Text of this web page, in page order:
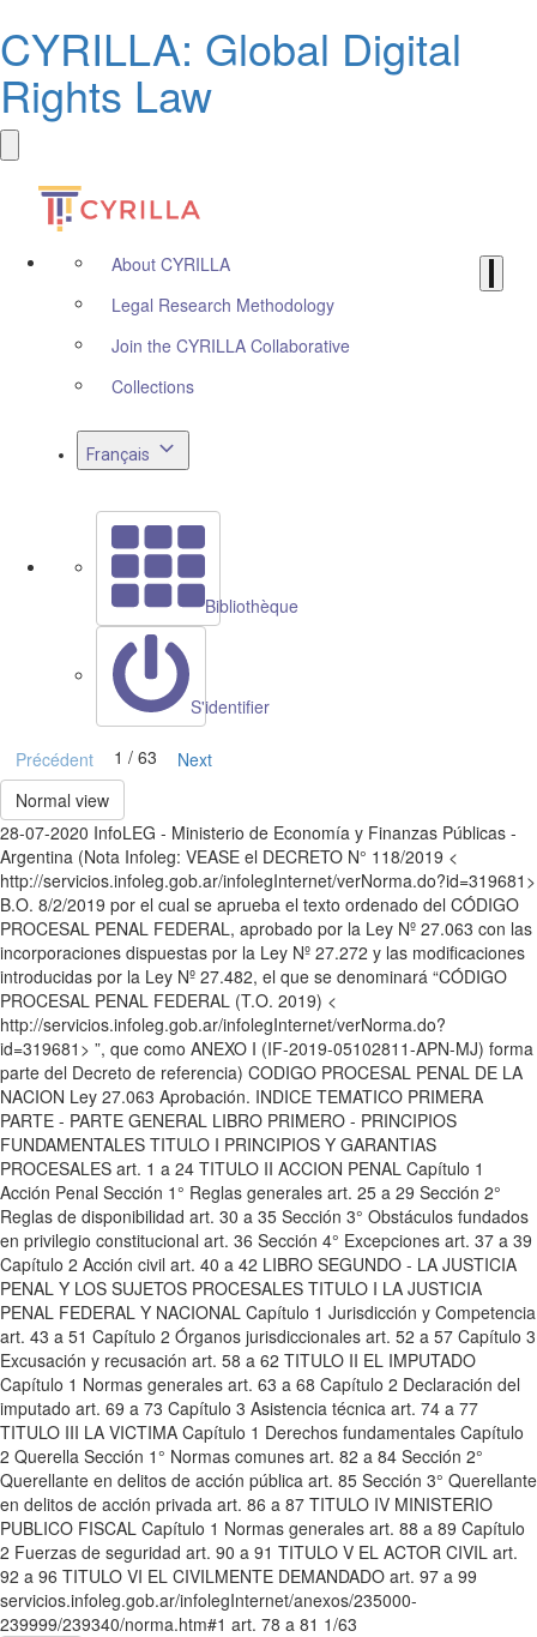
CYRILLA: Global Digital
Rights Law
About CYRILLA
Legal Research Methodology
Join the CYRILLA Collaborative
Collections
Français
Bibliothèque
S'identifier
Précédent 1 / 63
Next
Normal view
28-07-2020 InfoLEG - Ministerio de Economía y Finanzas Públicas -
Argentina (Nota Infoleg: VEASE el DECRETO N° 118/2019 <
http://servicios.infoleg.gob.ar/infolegInternet/verNorma.do?id=319681>
B.O. 8/2/2019 por el cual se aprueba el texto ordenado del CÓDIGO
PROCESAL PENAL FEDERAL, aprobado por la Ley Nº 27.063 con las
incorporaciones dispuestas por la Ley Nº 27.272 y las modificaciones
introducidas por la Ley Nº 27.482, el que se denominará “CÓDIGO
PROCESAL PENAL FEDERAL (T.O. 2019) <
http://servicios.infoleg.gob.ar/infolegInternet/verNorma.do?
id=319681> ”, que como ANEXO I (IF-2019-05102811-APN-MJ) forma
parte del Decreto de referencia) CODIGO PROCESAL PENAL DE LA
NACION Ley 27.063 Aprobación. INDICE TEMATICO PRIMERA
PARTE - PARTE GENERAL LIBRO PRIMERO - PRINCIPIOS
FUNDAMENTALES TITULO I PRINCIPIOS Y GARANTIAS
PROCESALES art. 1 a 24 TITULO II ACCION PENAL Capítulo 1
Acción Penal Sección 1° Reglas generales art. 25 a 29 Sección 2°
Reglas de disponibilidad art. 30 a 35 Sección 3° Obstáculos fundados
en privilegio constitucional art. 36 Sección 4° Excepciones art. 37 a 39
Capítulo 2 Acción civil art. 40 a 42 LIBRO SEGUNDO - LA JUSTICIA
PENAL Y LOS SUJETOS PROCESALES TITULO I LA JUSTICIA
PENAL FEDERAL Y NACIONAL Capítulo 1 Jurisdicción y Competencia
art. 43 a 51 Capítulo 2 Órganos jurisdiccionales art. 52 a 57 Capítulo 3
Excusación y recusación art. 58 a 62 TITULO II EL IMPUTADO
Capítulo 1 Normas generales art. 63 a 68 Capítulo 2 Declaración del
imputado art. 69 a 73 Capítulo 3 Asistencia técnica art. 74 a 77
TITULO III LA VICTIMA Capítulo 1 Derechos fundamentales Capítulo
2 Querella Sección 1° Normas comunes art. 82 a 84 Sección 2°
Querellante en delitos de acción pública art. 85 Sección 3° Querellante
en delitos de acción privada art. 86 a 87 TITULO IV MINISTERIO
PUBLICO FISCAL Capítulo 1 Normas generales art. 88 a 89 Capítulo
2 Fuerzas de seguridad art. 90 a 91 TITULO V EL ACTOR CIVIL art.
92 a 96 TITULO VI EL CIVILMENTE DEMANDADO art. 97 a 99
servicios.infoleg.gob.ar/infolegInternet/anexos/235000-
239999/239340/norma.htm#1 art. 78 a 81 1/63